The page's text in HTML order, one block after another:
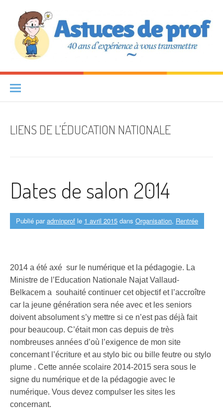
Astuces de prof
LIENS DE L’ÉDUCATION NATIONALE
Dates de salon 2014
Publié paradminprof le 1 avril 2015 dans Organisation, Rentrée
2014 a été axé sur le numérique et la pédagogie. La
Ministre de l’Education Nationale Najat Vallaud-
Belkacem a souhaité continuer cet objectif et l’accroître
car la jeune génération sera née avec et les seniors
doivent absolument s’y mettre si ce n’est pas déjà fait
pour beaucoup. C’était mon cas depuis de très
nombreuses années d’où l’exigence de mon site
concernant l’écriture et au stylo bic ou bille feutre ou stylo
plume . Cette année scolaire 2014-2015 sera sous le
signe du numérique et de la pédagogie avec le
numérique. Vous devez compulser les sites les
concernant.